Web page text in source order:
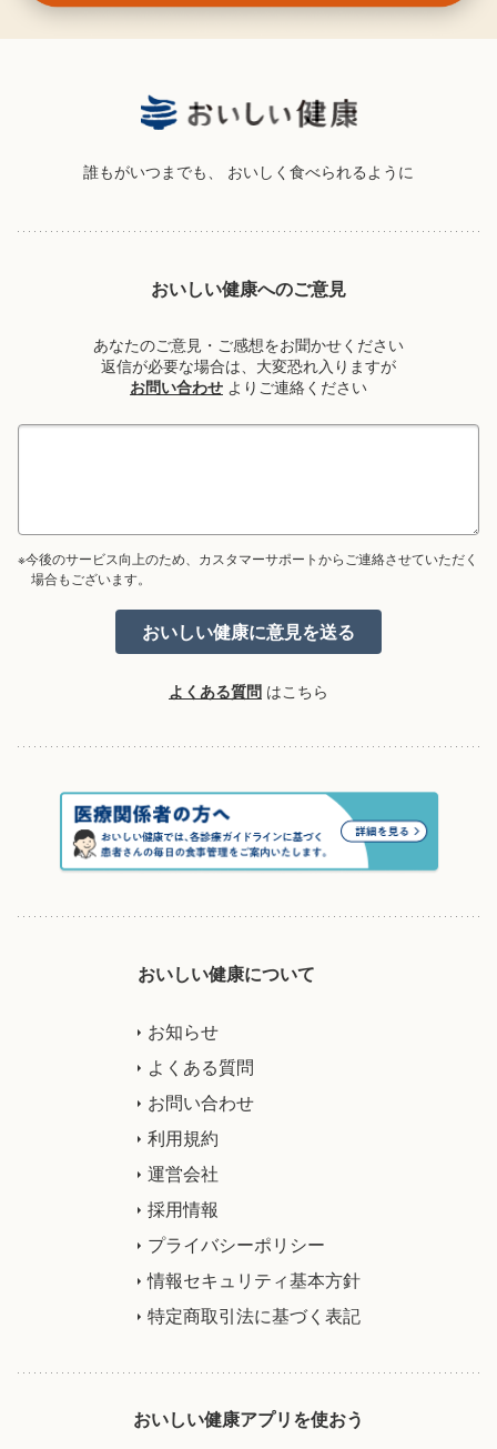
誰もがいつまでも、 おいしく食べられるように
おいしい健康へのご意見
あなたのご意見・ご感想をお聞かせください
返信が必要な場合は、大変恐れ入りますが
お問い合わせ よりご連絡ください
※今後のサービス向上のため、カスタマーサポートからご連絡させていただく
場合もございます。
よくある質問 はこちら
おいしい健康について
お知らせ
よくある質問
お問い合わせ
利用規約
運営会社
採用情報
プライバシーポリシー
情報セキュリティ基本方針
特定商取引法に基づく表記
おいしい健康アプリを使おう